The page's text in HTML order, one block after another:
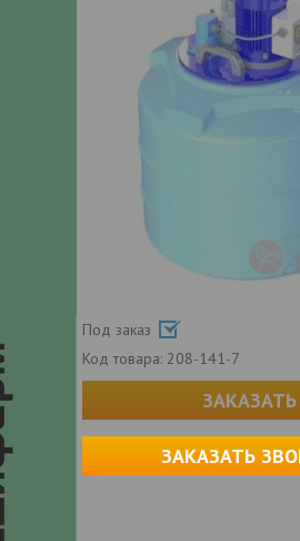
Под заказ
Код товара: 208-141-7
ЗАКАЗАТЬ
ЗАКАЗАТЬ